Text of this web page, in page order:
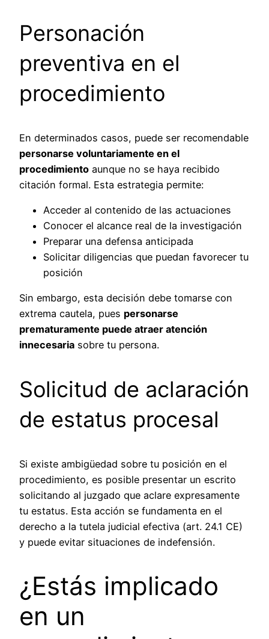
Personación
preventiva en el
procedimiento
En determinados casos, puede ser recomendable
personarse voluntariamente en el
procedimiento aunque no se haya recibido
citación formal. Esta estrategia permite:
Acceder al contenido de las actuaciones
Conocer el alcance real de la investigación
Preparar una defensa anticipada
Solicitar diligencias que puedan favorecer tu
posición
Sin embargo, esta decisión debe tomarse con
extrema cautela, pues personarse
prematuramente puede atraer atención
innecesaria sobre tu persona.
Solicitud de aclaración
de estatus procesal
Si existe ambigüedad sobre tu posición en el
procedimiento, es posible presentar un escrito
solicitando al juzgado que aclare expresamente
tu estatus. Esta acción se fundamenta en el
derecho a la tutela judicial efectiva (art. 24.1 CE)
y puede evitar situaciones de indefensión.
¿Estás implicado
en un